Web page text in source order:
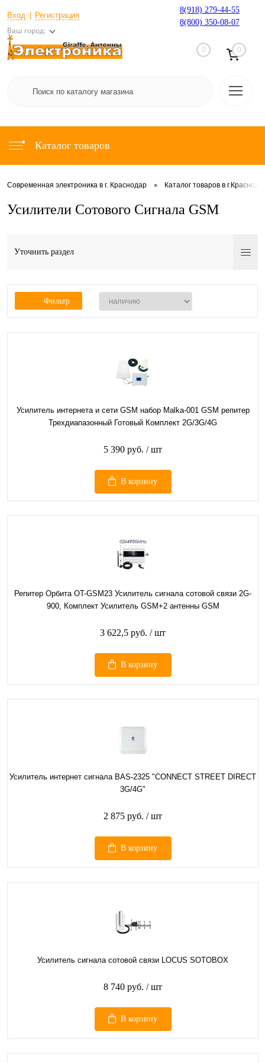
Вход Регистрация
Ваш город:
8(918) 279-44-55
8(800) 350-08-07
0 0
Каталог товаров
Современная электроника в г. Краснодар • Каталог товаров в
Усилители Сотового Сигнала GSM
Уточнить раздел
Фильтр
Усилитель интернета и сети GSM набор Malka-001 GSM репитер
Трехдиапазонный Готовый Комплект 2G/3G/4G
5 390 руб. / шт
В корзину
Репитер Орбита OT-GSM23 Усилитель сигнала сотовой связи 2G-
900, Комплект Усилитель GSM+2 антенны GSM
3 622,5 руб. / шт
В корзину
Усилитель интернет сигнала BAS-2325 "CONNECT STREET DIRECT
3G/4G"
2 875 руб. / шт
В корзину
Усилитель сигнала сотовой связи LOCUS SOTOBOX
8 740 руб. / шт
В корзину